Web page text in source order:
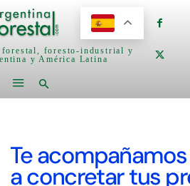
forestal, foresto-industrial y
y América Latina